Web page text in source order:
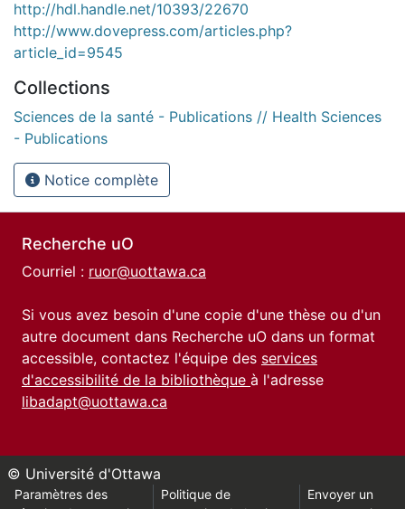
http://hdl.handle.net/10393/22670
http://www.dovepress.com/articles.php?
article_id=9545
Collections
Sciences de la santé - Publications // Health Sciences
- Publications
Notice complète
Recherche uO
Courriel : ruor@uottawa.ca
Si vous avez besoin d'une copie d'une thèse ou d'un
autre document dans Recherche uO dans un format
accessible, contactez l'équipe des services
d'accessibilité de la bibliothèque à l'adresse
libadapt@uottawa.ca
© Université d'Ottawa
Paramètres des
Politique de
Envoyer un